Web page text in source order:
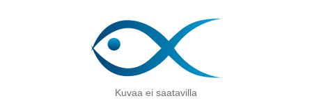
Kuvaa ei saatavilla